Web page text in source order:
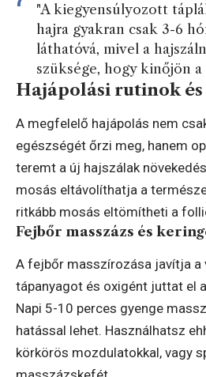
"A kiegyensúlyozott
hajra gyakran csak 3-6
láthatóvá, mivel a
szüksége, hogy kinőjön
Hajápolási rutinok
A megfelelő hajápolás nem
egészségét őrzi meg, hanem
teremt a új hajszálak
mosás eltávolíthatja a
ritkább mosás eltömítheti a
Fejbőr masszázs és
A fejbőr masszírozása javítja a
tápanyagot és oxigént juttat el
Napi 5-10 perces gyenge
hatással lehet. Használhatsz
körkörös mozdulatokkal, vagy